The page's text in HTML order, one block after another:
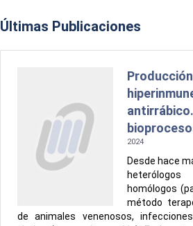
Últimas Publicaciones
2024
Desde hace
homólogos
método
de animales venenosos,